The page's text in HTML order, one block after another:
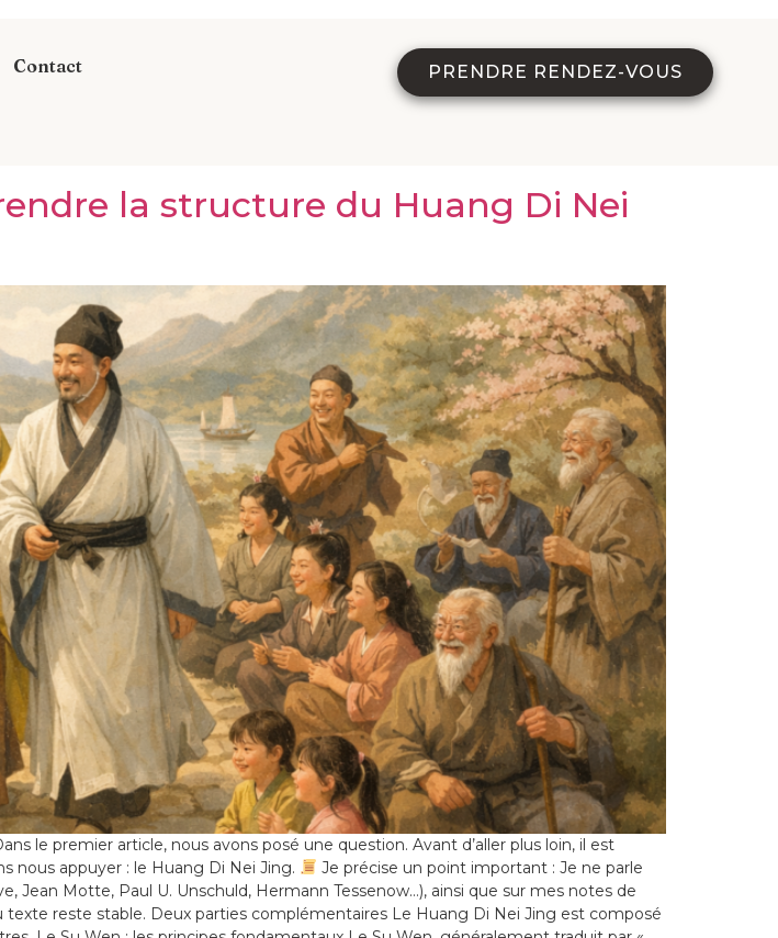
Contact PRENDRE RENDEZ-VOUS
la structure du Huang Di Nei
le premier article, nous avons posé une question. Avant d’aller plus loin, il est
nous appuyer : le Huang Di Nei Jing.
Je précise un point important : Je ne parle
Jean Motte, Paul U. Unschuld, Hermann Tessenow…), ainsi que sur mes notes de
texte reste stable. Deux parties complémentaires Le Huang Di Nei Jing est composé